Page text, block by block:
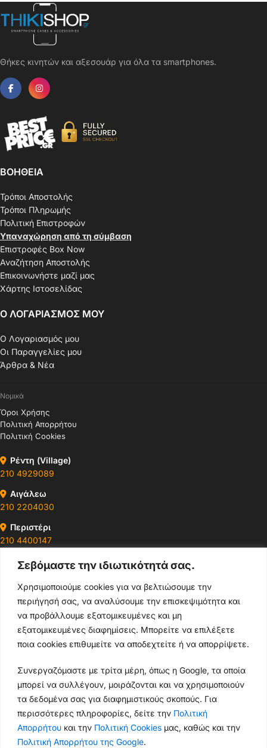
Σεβόμαστε την ιδιωτικότητά σας.
Χρησιμοποιούμε cookies για να βελτιώσουμε την
περιήγησή σας, να αναλύσουμε την επισκεψιμότητα και
να προβάλλουμε εξατομικευμένες και μη
εξατομικευμένες διαφημίσεις. Μπορείτε να επιλέξετε
ποια cookies επιθυμείτε να αποδεχτείτε ή να απορρίψετε.
Συνεργαζόμαστε με τρίτα μέρη, όπως η Google, τα οποία
μπορεί να συλλέγουν, μοιράζονται και να χρησιμοποιούν
τα δεδομένα σας για διαφημιστικούς σκοπούς. Για
περισσότερες πληροφορίες, δείτε την Πολιτική
Απορρήτου και την Πολιτική Cookies μας, καθώς και την
Πολιτική Απορρήτου της Google.
Θήκες κινητών και αξεσουάρ για όλα τα smartphones.
ΒΟΗΘΕΙΑ
Τρόποι Αποστολής
Τρόποι Πληρωμής
Πολιτική Επιστροφών
Υπαναχώρηση από τη σύμβαση
Επιστροφές Box Now
Αναζήτηση Αποστολής
Επικοινωνήστε μαζί μας
Χάρτης Ιστοσελίδας
Ο ΛΟΓΑΡΙΑΣΜΟΣ ΜΟΥ
Ο Λογαριασμός μου
Οι Παραγγελίες μου
Άρθρα & Νέα
Νομικά
Όροι Χρήσης
Πολιτική Απορρήτου
Πολιτική Cookies
Ρέντη (Village)
210 4929089
Αιγάλεω
210 2204030
Περιστέρι
210 4400147
Ωράρια & Διευθύνσεις →
210 4929089
Κεντρικό τηλέφωνο
info@thikishop.gr
Δευ - Σάβ: 10:00 - 21:00
ΔΩΡΕΑΝ ΑΠΟΣΤΟΛΗ
για παραγγελίες άνω των 35€
Copyright 2025 Powered by ThikiShop.